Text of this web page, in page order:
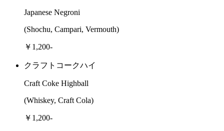
Japanese Negroni
(Shochu, Campari, Vermouth)
￥1,200-
クラフトコークハイ
Craft Coke Highball
(Whiskey, Craft Cola)
￥1,200-